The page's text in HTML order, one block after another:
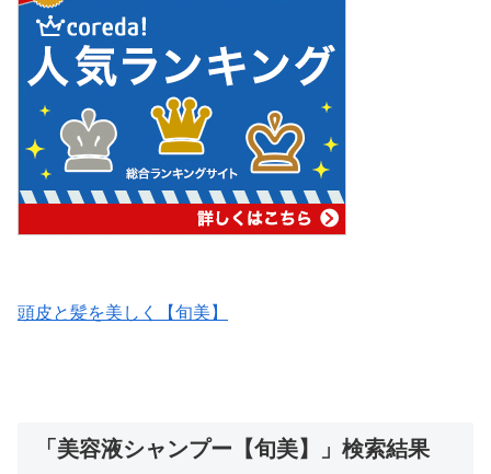
頭皮と髪を美しく【旬美】
「美容液シャンプー【旬美】」検索結果